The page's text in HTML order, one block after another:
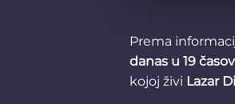
Prema
danas u 19
kojoj živi Lazar